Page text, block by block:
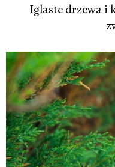
Iglaste drzewa i